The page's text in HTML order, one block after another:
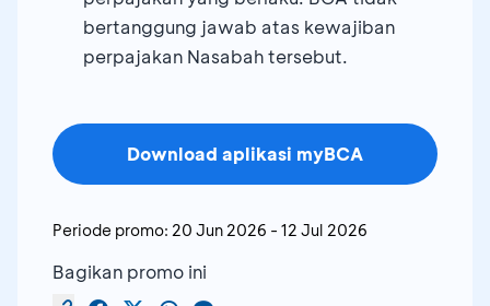
bertanggung jawab atas kewajiban
perpajakan Nasabah tersebut.
Download aplikasi myBCA
Periode promo: 20 Jun 2026 - 12 Jul 2026
Bagikan promo ini